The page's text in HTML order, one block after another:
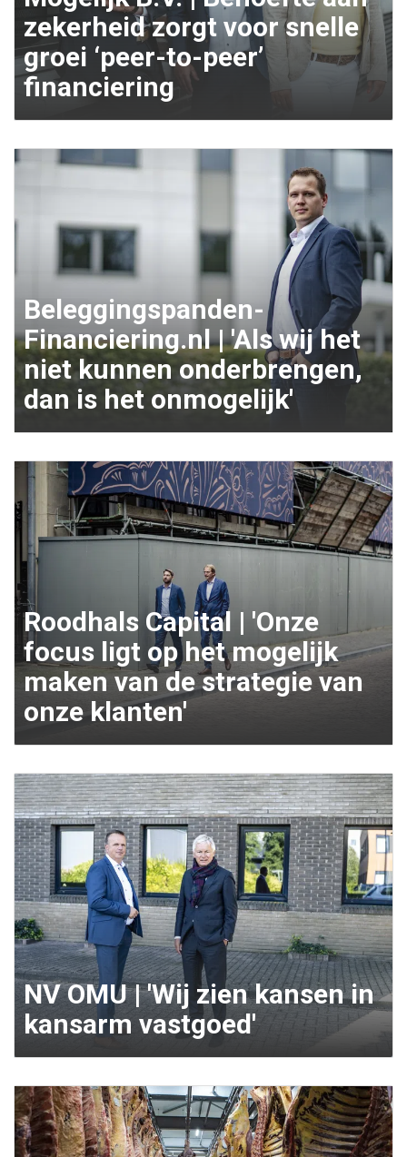
zekerheid zorgt voor snelle
groei ‘peer-to-peer’
financiering
Beleggingspanden-
Financiering.nl | 'Als wij het
niet kunnen onderbrengen,
dan is het onmogelijk'
Roodhals Capital | 'Onze
focus ligt op het mogelijk
maken van de strategie van
onze klanten'
NV OMU | 'Wij zien kansen in
kansarm vastgoed'